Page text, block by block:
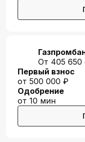
От 405 650
Первый взнос
от 500 000 ₽
Одобрение
от 10 мин